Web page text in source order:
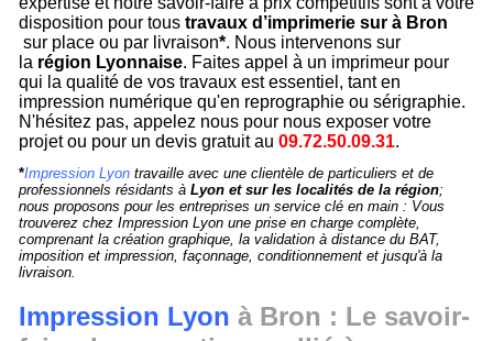
disposition pour toustravaux d’imprimerie sur à Bron
sur place ou par livraison*. Nous intervenons sur
la région Lyonnaise. Faites appel à un imprimeur pour
qui la qualité de vos travaux est essentiel, tant en
impression numérique qu'en reprographie ou sérigraphie.
N'hésitez pas, appelez nous pour nous exposer votre
projet ou pour un devis gratuit au09.72.50.09.31.
*Impression Lyon travaille avec une clientèle de particuliers et de
professionnels résidants àLyon et sur les localités de la région;
nous proposons pour les entreprises un service clé en main : Vous
trouverez chez Impression Lyon une prise en charge complète,
comprenant la création graphique, la validation à distance du BAT,
imposition et impression, façonnage, conditionnement et jusqu'à la
livraison.
Impression Lyon à Bron : Le savoir-